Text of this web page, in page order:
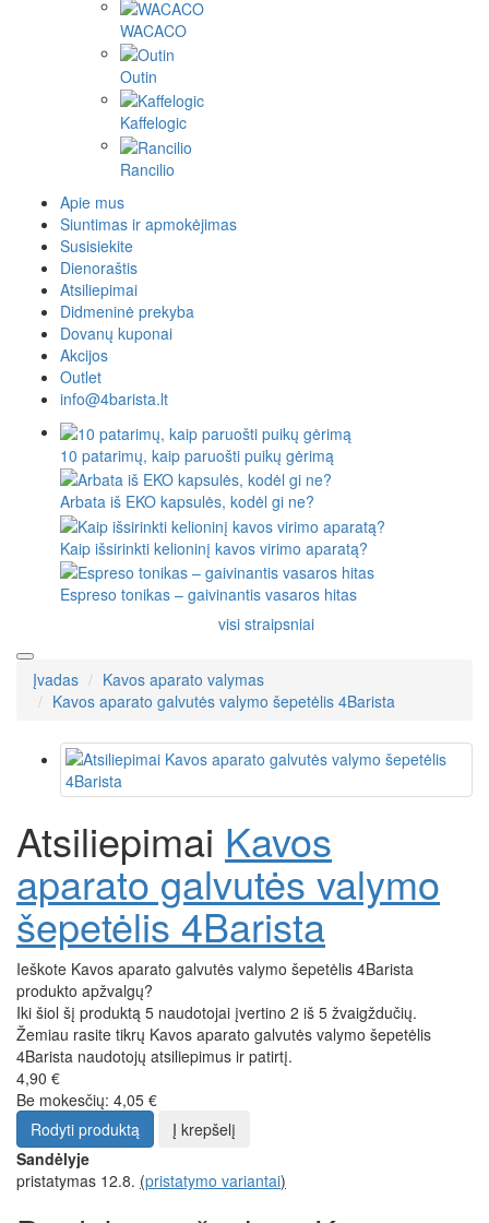
WACACO
Outin
Kaffelogic
Rancilio
Apie mus
Siuntimas ir apmokėjimas
Susisiekite
Dienoraštis
Atsiliepimai
Didmeninė prekyba
Dovanų kuponai
Akcijos
Outlet
info@4barista.lt
10 patarimų, kaip paruošti puikų gėrimą
Arbata iš EKO kapsulės, kodėl gi ne?
Kaip išsirinkti kelioninį kavos virimo aparatą?
Espreso tonikas – gaivinantis vasaros hitas
visi straipsniai
Įvadas
Kavos aparato valymas
Kavos aparato galvutės valymo šepetėlis 4Barista
Atsiliepimai Kavos
aparato galvutės valymo
šepetėlis 4Barista
Ieškote Kavos aparato galvutės valymo šepetėlis 4Barista
produkto apžvalgų?
Iki šiol šį produktą 5 naudotojai įvertino 2 iš 5 žvaigždučių.
Žemiau rasite tikrų Kavos aparato galvutės valymo šepetėlis
4Barista naudotojų atsiliepimus ir patirtį.
4,90 €
Be mokesčių: 4,05 €
Rodyti produktą
Į krepšelį
Sandėlyje
pristatymas 12.8. (pristatymo variantai)